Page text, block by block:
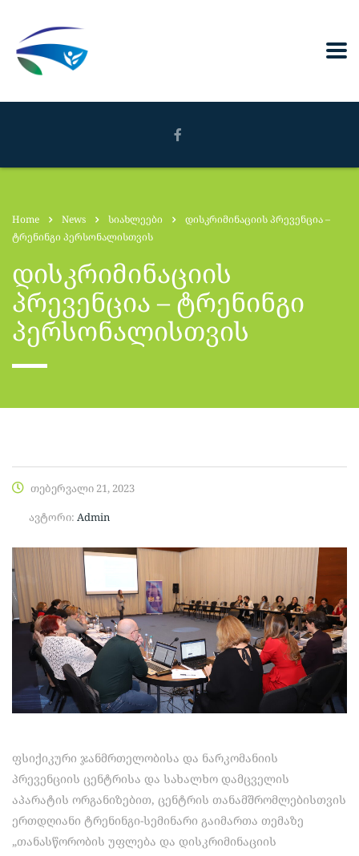
Home News სიახლეები
დისკრიმინაციის პრევენცია –
ტრენინგი პერსონალისთვის
დისკრიმინაციის
პრევენცია – ტრენინგი
პერსონალისთვის
თებერვალი 21, 2023
ავტორი: Admin
ფსიქიკური ჯანმრთელობისა და ნარკომანიის
პრევენციის ცენტრისა და სახალხო დამცველის
აპარატის ორგანიზებით, ცენტრის თანამშრომლებისთვის
ერთდღიანი ტრენინგი-სემინარი გაიმართა თემაზე
„თანასწორობის უფლება და დისკრიმინაციის